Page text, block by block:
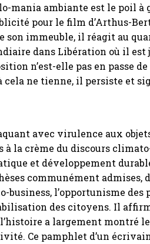
mania ambiante est le poil à
pour le film d’Arthus-
son immeuble, il réagit au
dans Libération où il est
n’est-elle pas en passe
cela ne tienne, il persiste et
avec virulence aux
à la crème du discours
et développement
communément admises,
business, l’opportunisme
des citoyens. Il
a largement montré
Ce pamphlet d’un